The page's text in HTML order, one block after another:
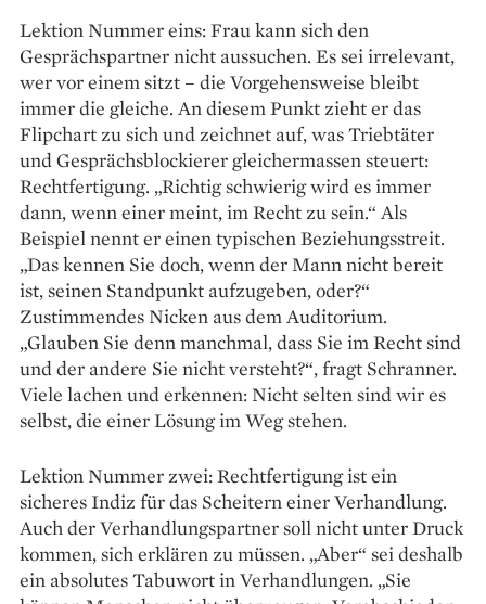
Lektion Nummer eins: Frau kann sich den
Gesprächspartner nicht aussuchen. Es sei irrelevant,
wer vor einem sitzt – die Vorgehensweise bleibt
immer die gleiche. An diesem Punkt zieht er das
Flipchart zu sich und zeichnet auf, was Triebtäter
und Gesprächsblockierer gleichermassen steuert:
Rechtfertigung. „Richtig schwierig wird es immer
dann, wenn einer meint, im Recht zu sein.“ Als
Beispiel nennt er einen typischen Beziehungsstreit.
„Das kennen Sie doch, wenn der Mann nicht bereit
ist, seinen Standpunkt aufzugeben, oder?“
Zustimmendes Nicken aus dem Auditorium.
„Glauben Sie denn manchmal, dass Sie im Recht sind
und der andere Sie nicht versteht?“, fragt Schranner.
Viele lachen und erkennen: Nicht selten sind wir es
selbst, die einer Lösung im Weg stehen.
Lektion Nummer zwei: Rechtfertigung ist ein
sicheres Indiz für das Scheitern einer Verhandlung.
Auch der Verhandlungspartner soll nicht unter Druck
kommen, sich erklären zu müssen. „Aber“ sei deshalb
ein absolutes Tabuwort in Verhandlungen. „Sie